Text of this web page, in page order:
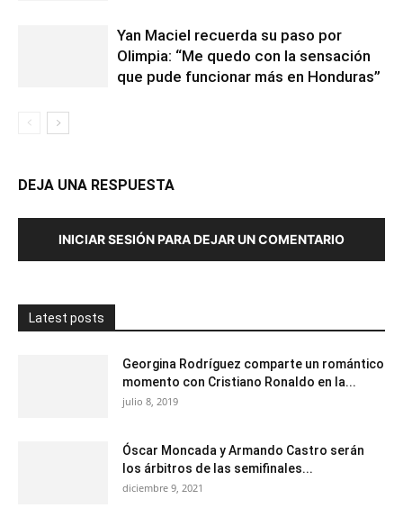
Yan Maciel recuerda su paso por
Olimpia: “Me quedo con la sensación
que pude funcionar más en Honduras”
DEJA UNA RESPUESTA
INICIAR SESIÓN PARA DEJAR UN COMENTARIO
Latest posts
Georgina Rodríguez comparte un romántico
momento con Cristiano Ronaldo en la...
julio 8, 2019
Óscar Moncada y Armando Castro serán
los árbitros de las semifinales...
diciembre 9, 2021